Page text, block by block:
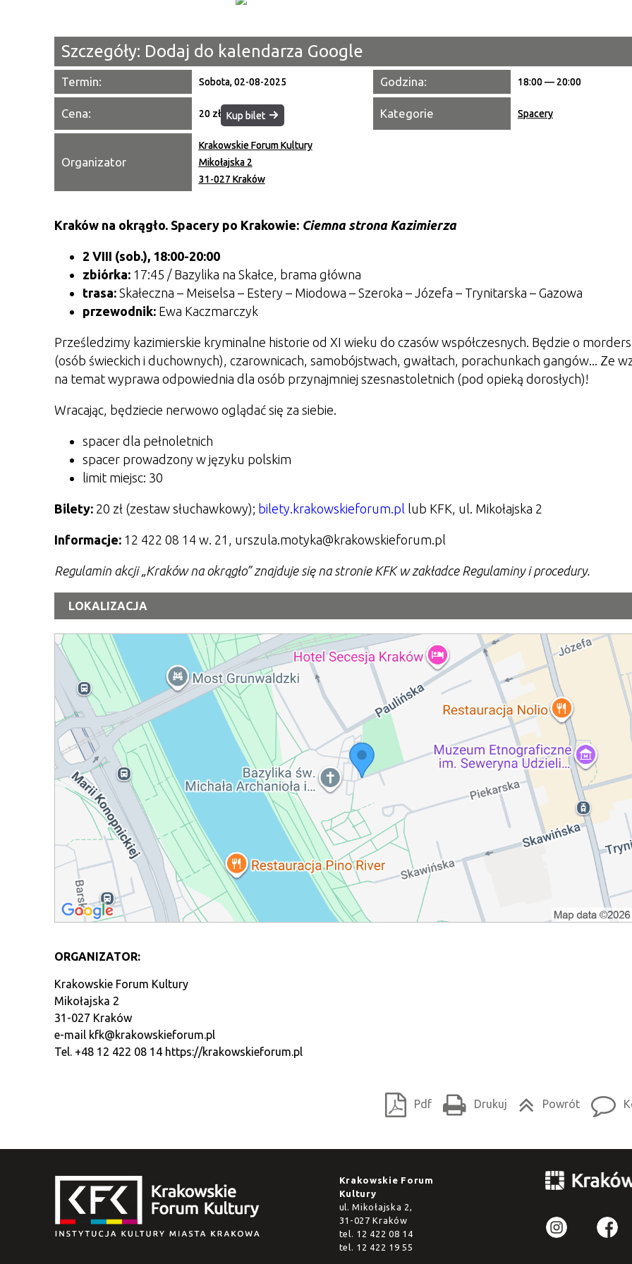
Miejsce
Szczegóły: Dodaj do kalendarza Google
Termin: Sobota, 02-08-2025 Godzina: 18:00 — 20:00
Cena: 20 zł Kup bilet Kategorie Spacery
Organizator
Krakowskie Forum Kultury
Mikołajska 2
31-027 Kraków
Kraków na okrągło. Spacery po Krakowie: Ciemna strona Kazimierza
2 VIII (sob.), 18:00-20:00
zbiórka:17:45 / Bazylika na Skałce, brama główna
trasa: Skałeczna – Meiselsa – Estery – Miodowa – Szeroka – Józefa – Trynitarska – Gazowa
przewodnik: Ewa Kaczmarczyk
Prześledzimy kazimierskie kryminalne historie od XI wieku do czasów współczesnych. Będzie o
(osób świeckich i duchownych), czarownicach, samobójstwach, gwałtach, porachunkach gangów... Ze
na temat wyprawa odpowiednia dla osób przynajmniej szesnastoletnich (pod opieką dorosłych)!
Wracając, będziecie nerwowo oglądać się za siebie.
spacer dla pełnoletnich
spacer prowadzony w języku polskim
limit miejsc: 30
Bilety:20 zł (zestaw słuchawkowy); bilety.krakowskieforum.pl lub KFK, ul. Mikołajska 2
Informacje: 12 422 08 14 w. 21, urszula.motyka@krakowskieforum.pl
Regulamin akcji „Kraków na okrągło” znajduje się na stronie KFK w zakładce Regulaminy i procedury.
LOKALIZACJA
ORGANIZATOR:
Krakowskie Forum Kultury
Mikołajska 2
31-027 Kraków
e-mail kfk@krakowskieforum.pl
Tel. +48 12 422 08 14 https://krakowskieforum.pl
Pdf Drukuj Powrót
Krakowskie Forum
Kultury
ul. Mikołajska 2,
31-027 Kraków
tel. 12 422 08 14
tel. 12 422 19 55